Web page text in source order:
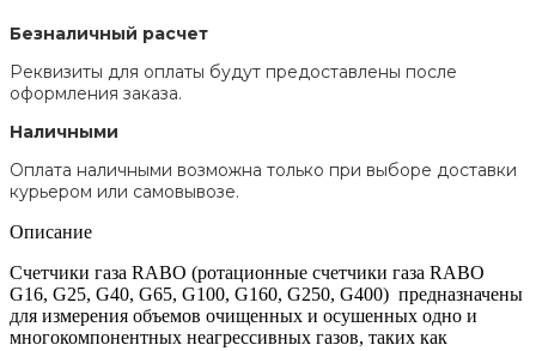
Безналичный расчет
Реквизиты для оплаты будут предоставлены после
оформления заказа.
Наличными
Оплата наличными возможна только при выборе доставки
курьером или самовывозе.
Описание
Счетчики газа RABO (ротационные счетчики газа RABO
G16, G25, G40, G65, G100, G160, G250, G400) предназначены
для измерения объемов очищенных и осушенных одно и
многокомпонентных неагрессивных газов, таких как